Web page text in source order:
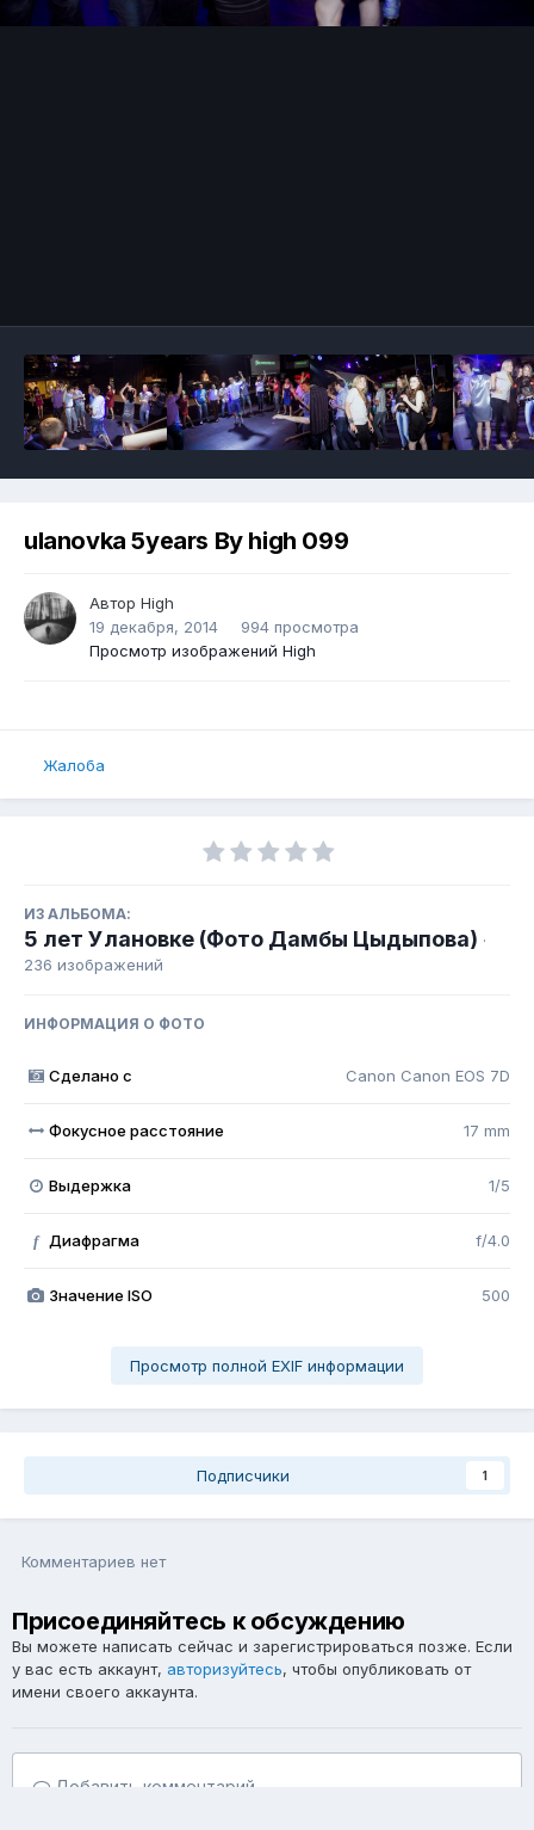
ulanovka 5years By high 099
Автор High
19 декабря, 2014
994 просмотра
Просмотр изображений High
Жалоба
ИЗ АЛЬБОМА:
5 лет Улановке (Фото Дамбы Цыдыпова) ·
236 изображений
ИНФОРМАЦИЯ О ФОТО
Сделано с Canon Canon EOS 7D
Фокусное расстояние 17 mm
Выдержка 1/5
f Диафрагма f/4.0
Значение ISO 500
Просмотр полной EXIF информации
Подписчики 1
Комментариев нет
Присоединяйтесь к обсуждению
Вы можете написать сейчас и зарегистрироваться позже. Если
у вас есть аккаунт, авторизуйтесь, чтобы опубликовать от
имени своего аккаунта.
Добавить комментарий...